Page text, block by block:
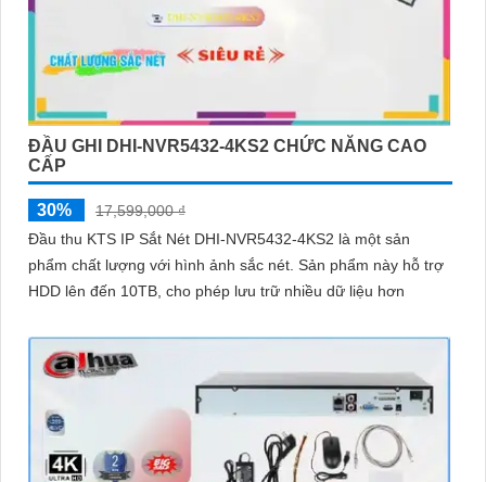
ĐẦU GHI DHI-NVR5432-4KS2 CHỨC NĂNG CAO
CẤP
30%
17,599,000 ₫
Đầu thu KTS IP Sắt Nét DHI-NVR5432-4KS2 là một sản
phẩm chất lượng với hình ảnh sắc nét. Sản phẩm này hỗ trợ
HDD lên đến 10TB, cho phép lưu trữ nhiều dữ liệu hơn